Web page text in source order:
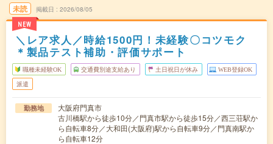
未読
NEW
掲載日 2026/08/05
＼レア求人／時給1500円！未経験〇コツモク
＊製品テスト補助・評価サポート
職種未経験OK 交通費別途支給あり 土日祝日が休み WEB登録OK
派遣
勤務地
大阪府門真市
古川橋駅から徒歩10分／門真市駅から徒歩15分／西三荘駅か
ら自転車8分／大和田(大阪府)駅から自転車9分／門真南駅か
ら自転車12分